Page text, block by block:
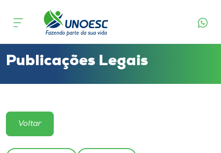
Cursos
Atendimento ao Estudante
Portal de Ensino
Publicações Legais
Voltar